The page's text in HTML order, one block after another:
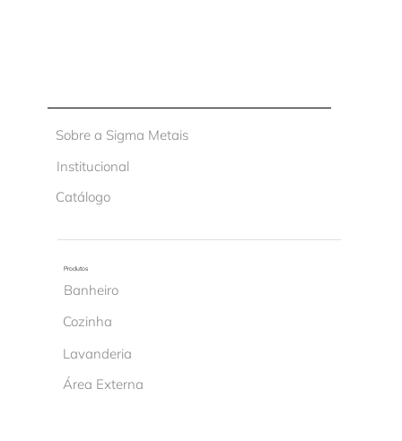
Sobre a Sigma Metais
Institucional
Catálogo
Produtos
Banheiro
Cozinha
Lavanderia
Área Externa